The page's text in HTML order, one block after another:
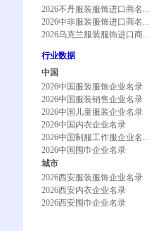
2026不丹服装服饰进口商名...
2026中非服装服饰进口商名...
2026乌克兰服装服饰进口商...
行业数据
中国
2026中国服装服饰企业名录
2026中国服装销售企业名录
2026中国儿童服装企业名录
2026中国内衣企业名录
2026中国制服工作服企业名...
2026中国围巾企业名录
城市
2026西安服装服饰企业名录
2026西安内衣企业名录
2026西安围巾企业名录